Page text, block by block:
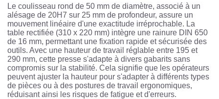
Le coulisseau rond de 50 mm de diamètre, associé à un
alésage de 20H7 sur 25 mm de profondeur, assure un
mouvement linéaire d'une exactitude irréprochable. La
table rectifiée (310 x 220 mm) intègre une rainure DIN 650
de 16 mm, permettant une fixation rapide et sécurisée des
outils. Avec une hauteur de travail réglable entre 195 et
290 mm, cette presse s'adapte à divers gabarits sans
compromis sur la stabilité. Cela signifie que les opérateurs
peuvent ajuster la hauteur pour s'adapter à différents types
de pièces ou à des postures de travail ergonomiques,
réduisant ainsi les risques de fatigue et d'erreurs.